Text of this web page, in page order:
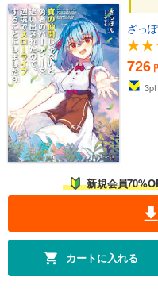
ざっ
726
3pt
新規会員
カートに入れる